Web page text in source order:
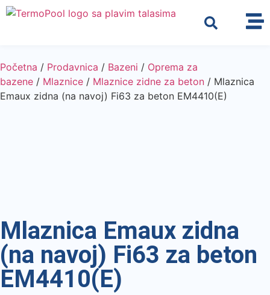
Početna / Prodavnica / Bazeni / Oprema za
bazene / Mlaznice / Mlaznice zidne za beton / Mlaznica
Emaux zidna (na navoj) Fi63 za beton EM4410(E)
Mlaznica Emaux zidna
(na navoj) Fi63 za beton
EM4410(E)